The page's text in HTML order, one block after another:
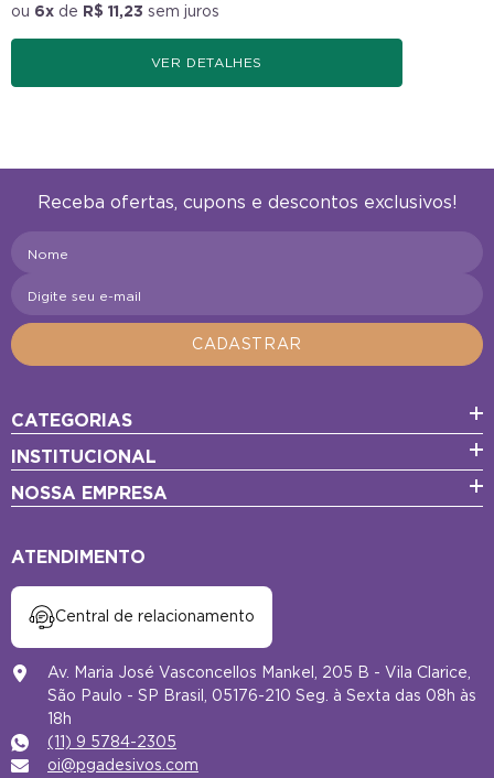
ou 6x de R$ 11,23 sem juros
VER DETALHES
Receba ofertas, cupons e descontos exclusivos!
Nome
Digite seu e-mail
CADASTRAR
CATEGORIAS
INSTITUCIONAL
NOSSA EMPRESA
ATENDIMENTO
Central de relacionamento
Av. Maria José Vasconcellos Mankel, 205 B - Vila Clarice,
São Paulo - SP Brasil, 05176-210 Seg. à Sexta das 08h às
18h
(11) 9 5784-2305
oi@pgadesivos.com